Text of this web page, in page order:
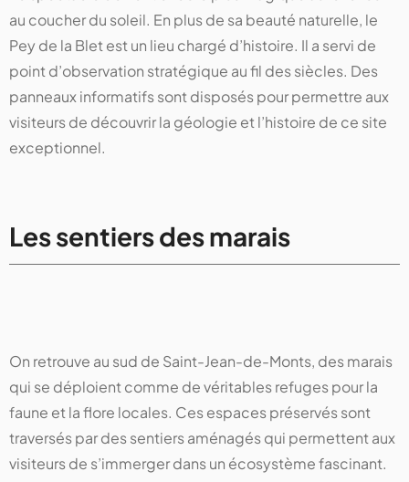
au coucher du soleil. En plus de sa beauté naturelle, le
Pey de la Blet est un lieu chargé d’histoire. Il a servi de
point d’observation stratégique au fil des siècles. Des
panneaux informatifs sont disposés pour permettre aux
visiteurs de découvrir la géologie et l’histoire de ce site
exceptionnel.
Les sentiers des marais
On retrouve au sud de Saint-Jean-de-Monts, des marais
qui se déploient comme de véritables refuges pour la
faune et la flore locales. Ces espaces préservés sont
traversés par des sentiers aménagés qui permettent aux
visiteurs de s’immerger dans un écosystème fascinant.